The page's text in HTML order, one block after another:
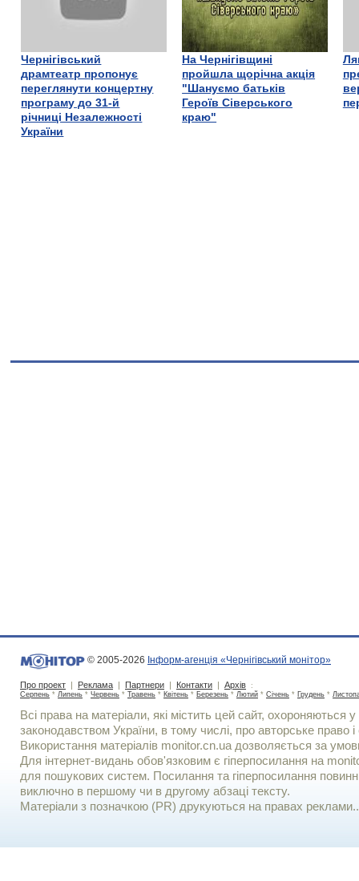
Чернігівський
драмтеатр пропонує
переглянути концертну
програму до 31-й
річниці Незалежності
України
На Чернігівщині
пройшла щорічна акція
"Шануємо батьків
Героїв Сіверського
краю"
© 2005-2026 Інформ-агенція «Чернігівський монітор»
Про проект | Реклама | Партнери | Контакти | Архів :
Серпень * Липень * Червень * Травень * Квітень * Березень * Лютий * Січень * Грудень *
Всі права на матеріали, які містить цей сайт, охороняються у
законодавством України, в тому числі, про авторське право і
Використання матерiалiв monitor.cn.ua дозволяється за
Для iнтернет-видань обов'язковим є гiперпосилання на
для пошукових систем. Посилання та гіперпосилання
виключно в першому чи в другому абзаці тексту.
Матеріали з позначкою (PR) друкуються на правах реклами..